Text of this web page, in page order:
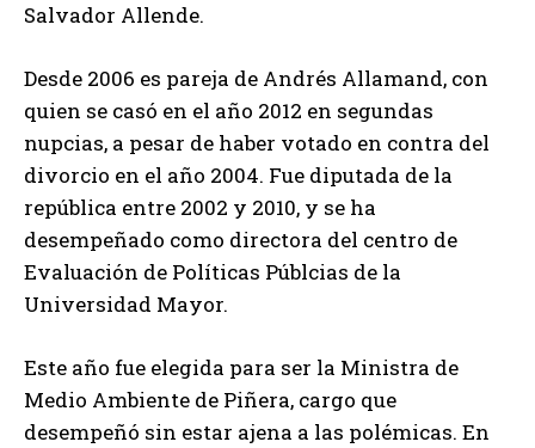
Salvador Allende.
Desde 2006 es pareja de Andrés Allamand, con
quien se casó en el año 2012 en segundas
nupcias, a pesar de haber votado en contra del
divorcio en el año 2004. Fue diputada de la
república entre 2002 y 2010, y se ha
desempeñado como directora del centro de
Evaluación de Políticas Públcias de la
Universidad Mayor.
Este año fue elegida para ser la Ministra de
Medio Ambiente de Piñera, cargo que
desempeñó sin estar ajena a las polémicas. En